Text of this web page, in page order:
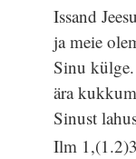
Issand
ja meie
Sinu
ära
Sinust
Ilm